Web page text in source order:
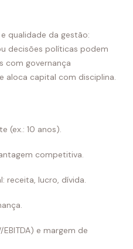
qualidade da gestão:
decisões políticas podem
com governança
aloca capital com disciplina.
(ex.: 10 anos).
competitiva.
receita, lucro, dívida.
e margem de